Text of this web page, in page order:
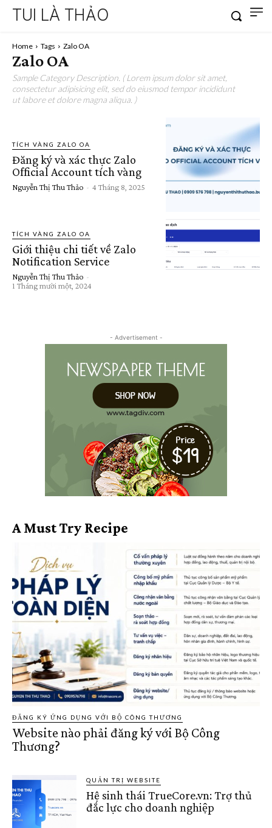
TUI LÀ THẢO
Home Tags Zalo OA
Zalo OA
Sample Category Description. ( Lorem ipsum dolor sit amet,
consectetur adipisicing elit, sed do eiusmod tempor incididunt
ut labore et dolore magna aliqua. )
TÍCH VÀNG ZALO OA
Đăng ký và xác thực Zalo
Official Account tích vàng
Nguyễn Thị Thu Thảo - 4 Tháng 8, 2025
TÍCH VÀNG ZALO OA
Giới thiệu chi tiết về Zalo
Notification Service
Nguyễn Thị Thu Thảo -
1 Tháng mười một, 2024
- Advertisement -
A Must Try Recipe
ĐĂNG KÝ ỨNG DỤNG VỚI BỘ CÔNG THƯƠNG
Website nào phải đăng ký với Bộ Công
Thương?
QUẢN TRỊ WEBSITE
Hệ sinh thái TrueCore.vn: Trợ thủ
đắc lực cho doanh nghiệp